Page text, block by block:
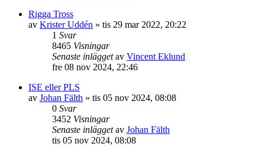
Rigga Tross
av Krister Uddén » tis 29 mar 2022, 20:22
1 Svar
8465 Visningar
Senaste inläggetav Vincent Eklund
fre 08 nov 2024, 22:46
ISE eller PLS
av Johan Fälth » tis 05 nov 2024, 08:08
0 Svar
3452 Visningar
Senaste inläggetav Johan Fälth
tis 05 nov 2024, 08:08